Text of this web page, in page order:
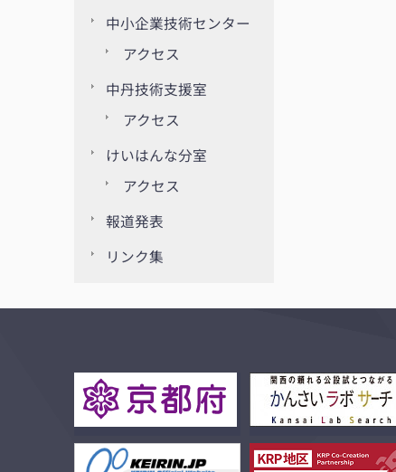
中小企業技術センター
アクセス
中丹技術支援室
アクセス
けいはんな分室
アクセス
報道発表
リンク集